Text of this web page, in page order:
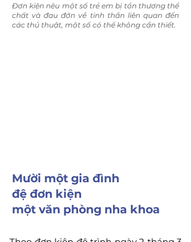
Đơn kiện nêu một số trẻ em bị tổn thương thể
chất và đau đớn về tinh thần liên quan đến
các thủ thuật, một số có thể không cần thiết.
Mười một gia đình
đệ đơn kiện
một văn phòng nha khoa